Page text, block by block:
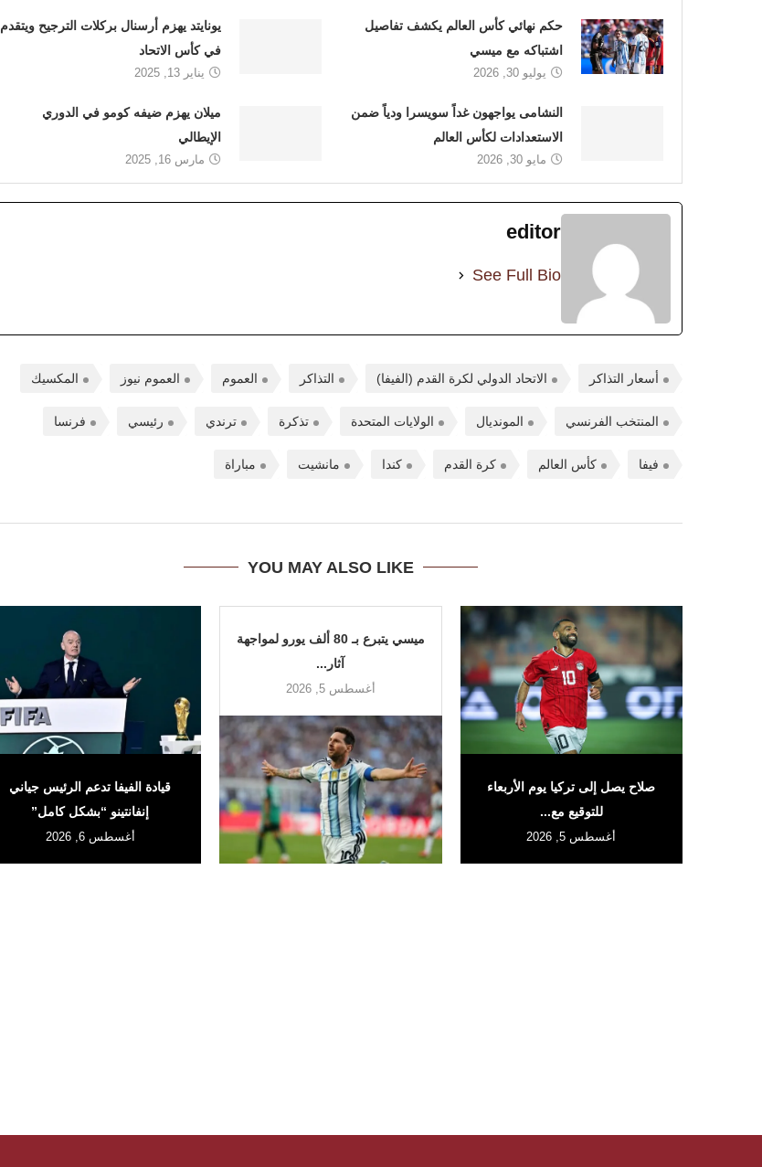
حكم نهائي كأس العالم يكشف تفاصيل
اشتباكه مع ميسي
يوليو 30, 2026
يونايتد يهزم أرسنال بركلات الترجيح ويتقدم
في كأس الاتحاد
يناير 13, 2025
النشامى يواجهون غداً سويسرا ودياً ضمن
الاستعدادات لكأس العالم
مايو 30, 2026
ميلان يهزم ضيفه كومو في الدوري
الإيطالي
مارس 16, 2025
editor
See Full Bio
أسعار التذاكر الاتحاد الدولي لكرة القدم (الفيفا) التذاكر العموم العموم نيوز المكسيك
المنتخب الفرنسي المونديال الولايات المتحدة تذكرة ترندي رئيسي فرنسا
فيفا كأس العالم كرة القدم كندا مانشيت مباراة
YOU MAY ALSO LIKE
قيادة الفيفا تدعم الرئيس جياني
إنفانتينو “بشكل كامل”
أغسطس 6, 2026
ميسي يتبرع بـ 80 ألف يورو لمواجهة
آثار...
أغسطس 5, 2026
صلاح يصل إلى تركيا يوم الأربعاء
للتوقيع مع...
أغسطس 5, 2026